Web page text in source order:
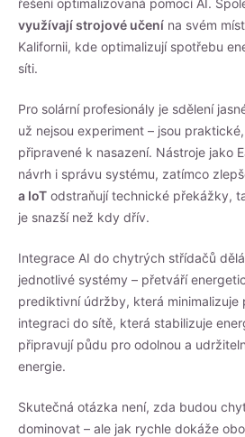
využívají strojové učení na svém
Kalifornii, kde optimalizují spotřebu
síti.
Pro solární profesionály je sdělení
už nejsou experiment – jsou
připravené k nasazení. Nástroje jako
návrh i správu systému, zatímco
a IoT odstraňují technické překážky,
je snazší než kdy dřív.
Integrace AI do chytrých střídačů
jednotlivé systémy – přetváří
prediktivní údržby, která minimalizuje
integraci do sítě, která stabilizuje
připravují půdu pro odolnou a
energie.
Skutečná otázka není, zda budou
dominovat – ale jak rychle dokáže